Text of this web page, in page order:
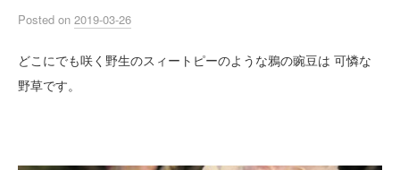
Posted on 2019-03-26
どこにでも咲く野生のスィートピーのような鴉の豌豆は 可憐な
野草です。